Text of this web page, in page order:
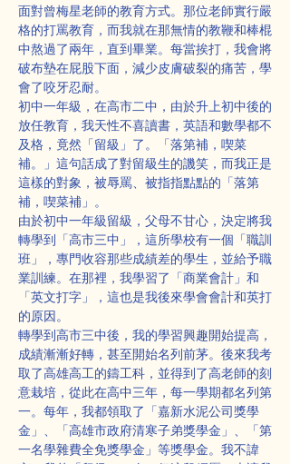
面對曾梅星老師的教育方式。那位老師實行嚴
格的打罵教育，而我就在那無情的教鞭和棒棍
中熬過了兩年，直到畢業。每當挨打，我會將
破布墊在屁股下面，減少皮膚破裂的痛苦，學
會了咬牙忍耐。
初中一年級，在高市二中，由於升上初中後的
放任教育，我天性不喜讀書，英語和數學都不
及格，竟然「留級」了。「落第補，喫菜
補。」這句話成了對留級生的譏笑，而我正是
這樣的對象，被辱罵、被指指點點的「落第
補，喫菜補」。
由於初中一年級留級，父母不甘心，決定將我
轉學到「高市三中」，這所學校有一個「職訓
班」，專門收容那些成績差的學生，並給予職
業訓練。在那裡，我學習了「商業會計」和
「英文打字」，這也是我後來學會會計和英打
的原因。
轉學到高市三中後，我的學習興趣開始提高，
成績漸漸好轉，甚至開始名列前茅。後來我考
取了高雄高工的鑄工科，並得到了高老師的刻
意栽培，從此在高中三年，每一學期都名列第
一。每年，我都領取了「嘉新水泥公司獎學
金」、「高雄市政府清寒子弟獎學金」、「第
一名學雜費全免獎學金」等獎學金。我不諱